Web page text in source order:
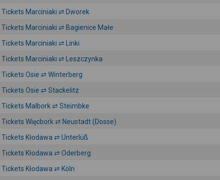
Tickets Marciniaki ⇄ Dworek
Tickets Marciniaki ⇄ Bagienice Małe
Tickets Marciniaki ⇄ Linki
Tickets Marciniaki ⇄ Leszczynka
Tickets Osie ⇄ Winterberg
Tickets Osie ⇄ Stackelitz
Tickets Malbork ⇄ Steimbke
Tickets Więcbork ⇄ Neustadt (Dosse)
Tickets Kłodawa ⇄ Unterlüß
Tickets Kłodawa ⇄ Oderberg
Tickets Kłodawa ⇄ Köln